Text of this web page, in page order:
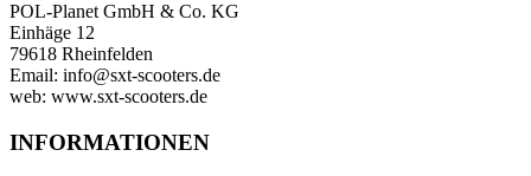
POL-Planet GmbH & Co. KG
Einhäge 12
79618 Rheinfelden
Email: info@sxt-scooters.de
web: www.sxt-scooters.de
INFORMATIONEN